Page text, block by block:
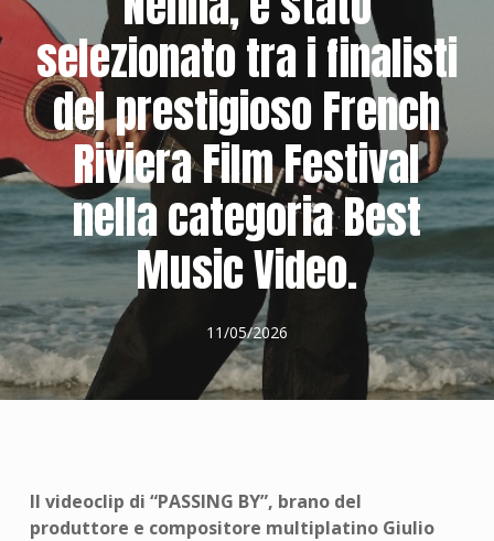
selezionato tra i finalisti
del prestigioso French
Riviera Film Festival
nella categoria Best
Music Video.
11/05/2026
Il videoclip di “PASSING BY”, brano del
produttore e compositore multiplatino Giulio